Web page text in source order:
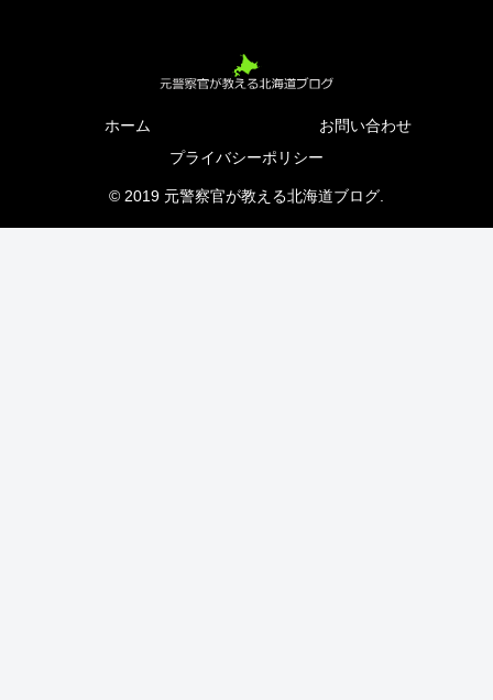
ホーム
お問い合わせ
プライバシーポリシー
© 2019 元警察官が教える北海道ブログ.